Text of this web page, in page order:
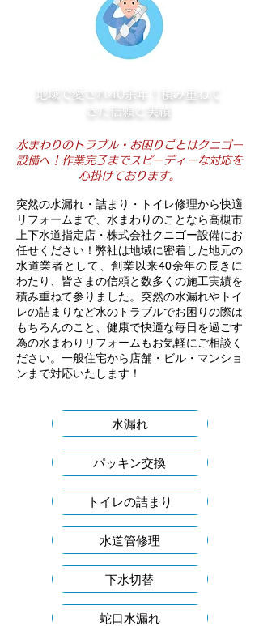
地域で愛され40余年！積み重ねて
きた信頼と実績
水まわりのトラブル・お困りごとはクニゴー
設備へ！作業完了までスピーディーな対応を
心掛けております。
突然の水漏れ・詰まり・トイレ修理から快適
リフォームまで、水まわりのことなら高槻市
上下水道指定店・株式会社クニゴー設備にお
任せください！弊社は地域に密着した地元の
水道業者として、創業以来40余年の長きに
わたり、皆さまの信頼と数多くの施工実績を
積み重ねて参りました。突然の水漏れやトイ
レの詰まりなど水のトラブルでお困りの際は
もちろんのこと、健康で快適な毎日を過ごす
為の水まわりリフォームもお気軽にご相談く
ださい。一般住宅から店舗・ビル・マンショ
ンまで対応いたします！
水漏れ
パッキン交換
トイレの詰まり
水道管修理
下水切替
蛇口水漏れ